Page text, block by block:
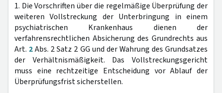
1. Die Vorschriften über die regelmäßige Überprüfung der
weiteren Vollstreckung der Unterbringung in einem
psychiatrischen Krankenhaus dienen der
verfahrensrechtlichen Absicherung des Grundrechts aus
Art. 2Abs. 2 Satz 2 GG und der Wahrung des Grundsatzes
der Verhältnismäßigkeit. Das Vollstreckungsgericht
muss eine rechtzeitige Entscheidung vor Ablauf der
Überprüfungsfrist sicherstellen.